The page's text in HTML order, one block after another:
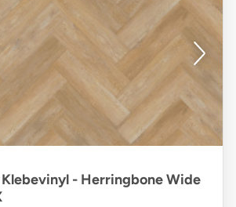
- Herringbone Wide